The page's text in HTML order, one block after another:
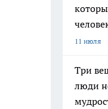
11 июля
Три
люди